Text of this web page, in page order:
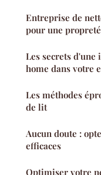
Entreprise de
pour une
Les secrets
home dans votre
Les méthodes
de lit
Aucun doute :
efficaces
Optimiser votre